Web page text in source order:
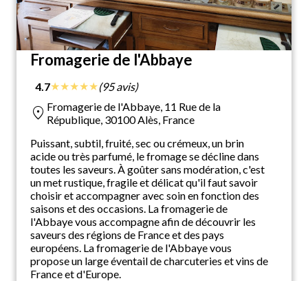
Fromagerie de l'Abbaye
4.7★★★★★(95 avis)
location_on Fromagerie de l'Abbaye, 11 Rue de la
République, 30100 Alès, France
Puissant, subtil, fruité, sec ou crémeux, un brin
acide ou très parfumé, le fromage se décline dans
toutes les saveurs. À goûter sans modération, c'est
un met rustique, fragile et délicat qu'il faut savoir
choisir et accompagner avec soin en fonction des
saisons et des occasions. La fromagerie de
l'Abbaye vous accompagne afin de découvrir les
saveurs des régions de France et des pays
européens. La fromagerie de l'Abbaye vous
propose un large éventail de charcuteries et vins de
France et d'Europe.